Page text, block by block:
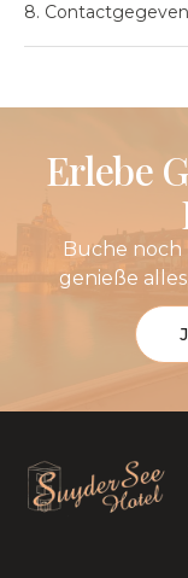
8.
Erlebe
Buche
genieße